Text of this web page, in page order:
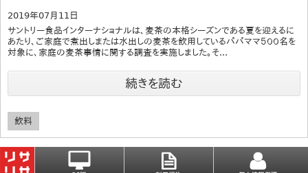
2019年07月11日
サントリー食品インターナショナルは、麦茶の本格シーズンである夏を迎えるに
あたり、ご家庭で煮出しまたは水出しの麦茶を飲用しているパパママ５００名を
対象に、家庭の麦茶事情に関する調査を実施しました。そ...
続きを読む
飲料